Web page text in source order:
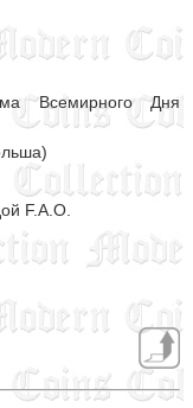
Всемирного Дня
F.A.O.